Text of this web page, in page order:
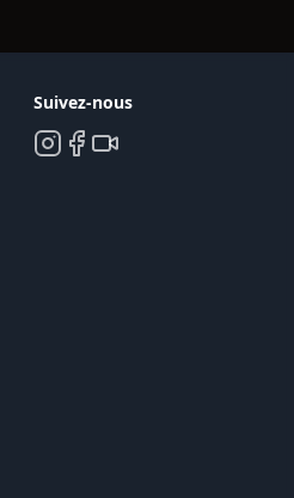
Suivez-nous